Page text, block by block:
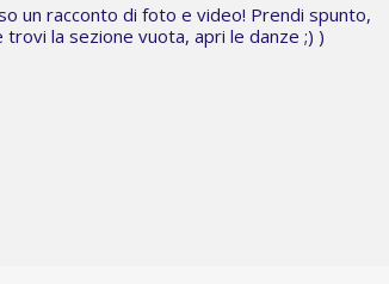
un racconto di foto e video! Prendi spunto,
trovi la sezione vuota, apri le danze ;) )